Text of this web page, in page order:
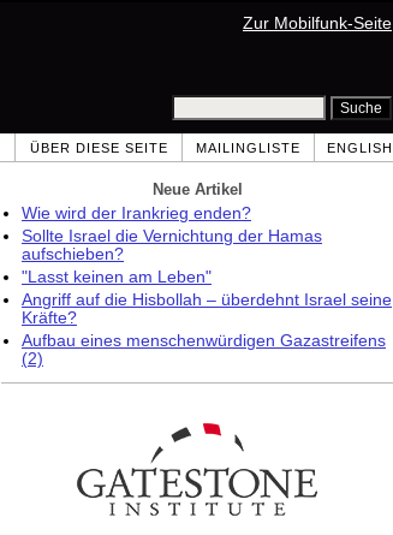
Zur Mobilfunk-Seite
ÜBER DIESE SEITE MAILINGLISTE ENGLISH
Neue Artikel
Wie wird der Irankrieg enden?
Sollte Israel die Vernichtung der Hamas
aufschieben?
"Lasst keinen am Leben"
Angriff auf die Hisbollah – überdehnt Israel seine
Kräfte?
Aufbau eines menschenwürdigen Gazastreifens
(2)